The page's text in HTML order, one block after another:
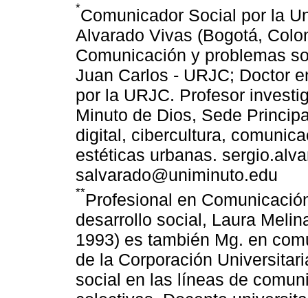
*Comunicador Social por la
Alvarado Vivas (Bogotá,
Comunicación y problemas
Juan Carlos - URJC; Doctor
por la URJC. Profesor
Minuto de Dios, Sede
digital, cibercultura,
estéticas urbanas.
salvarado@uniminuto.edu
**Profesional en
desarrollo social, Laura
1993) es también Mg. en
de la Corporación
social en las líneas de